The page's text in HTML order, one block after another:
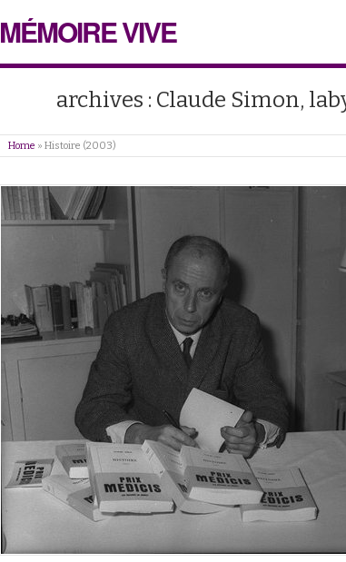
MÉMOIRE VIVE
archives : Claude Simon,
Home » Histoire (2003)